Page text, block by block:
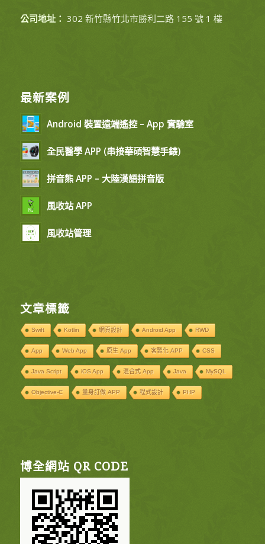
公司地址： 302 新竹縣竹北市勝利二路 155 號 1 樓
最新案例
Android 裝置遠端遙控 – App 實驗室
全民醫學 APP (串接華碩智慧手錶)
拼音熊 APP – 大陸漢語拼音版
風收站 APP
風收站管理
文章標籤
Swift Kotlin 網頁設計 Android App RWD
App Web App 原生 App 客製化 APP CSS
Java Script iOS App 混合式 App Java MySQL
Objective-C 量身訂做 APP 程式設計 PHP
博全網站 QR CODE